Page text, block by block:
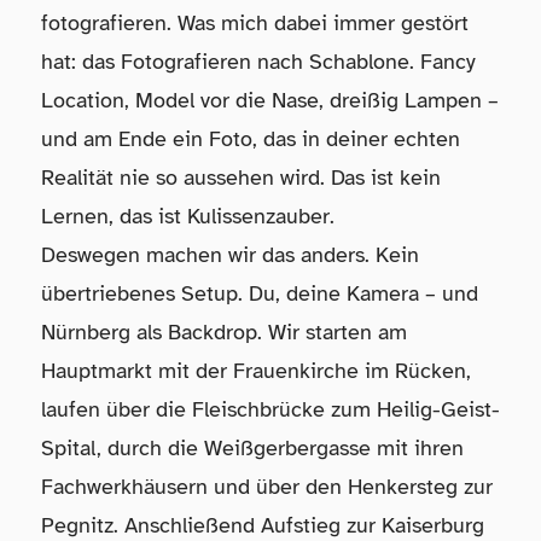
fotografieren. Was mich dabei immer gestört
hat: das Fotografieren nach Schablone. Fancy
Location, Model vor die Nase, dreißig Lampen –
und am Ende ein Foto, das in deiner echten
Realität nie so aussehen wird. Das ist kein
Lernen, das ist Kulissenzauber.
Deswegen machen wir das anders. Kein
übertriebenes Setup. Du, deine Kamera – und
Nürnberg als Backdrop. Wir starten am
Hauptmarkt mit der Frauenkirche im Rücken,
laufen über die Fleischbrücke zum Heilig-Geist-
Spital, durch die Weißgerbergasse mit ihren
Fachwerkhäusern und über den Henkersteg zur
Pegnitz. Anschließend Aufstieg zur Kaiserburg